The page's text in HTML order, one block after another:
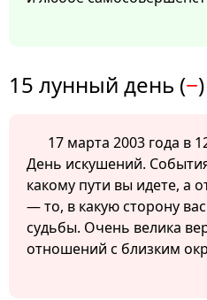
15 лунный день (−)
17 марта 2003 года в
День искушений.
какому пути вы идете, а
— то, в какую сторону
судьбы. Очень велика
отношений с близким